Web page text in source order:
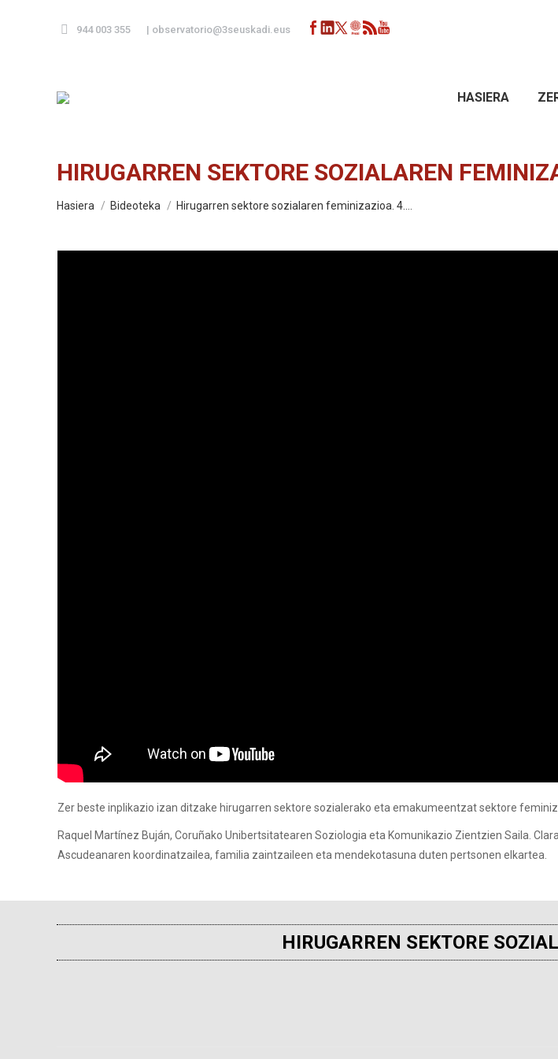
944 003 355 | observatorio@3seuskadi.eus
HASIERA
HIRUGARREN SEKTORE SOZIALAREN
Hasiera Bideoteka Hirugarren sektore sozialaren feminizazioa. 4.…
Zer beste inplikazio izan ditzake hirugarren sektore sozialerako eta emakumeentzat sektore
Raquel Martínez Buján, Coruñako Unibertsitatearen Soziologia eta Komunikazio Zientzien Saila.
Ascudeanaren koordinatzailea, familia zaintzaileen eta mendekotasuna duten pertsonen elkartea.
HIRUGARREN SEKTORE